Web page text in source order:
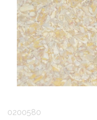
0200580